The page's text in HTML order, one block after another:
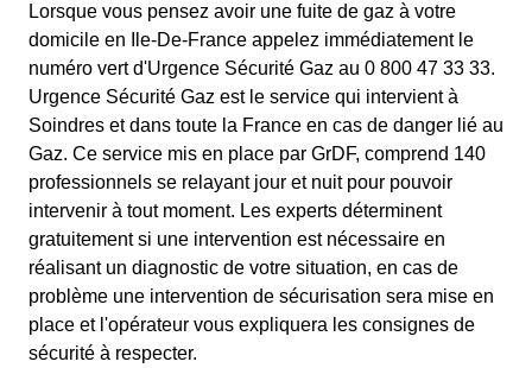
Lorsque vous pensez avoir une fuite de gaz à votre
domicile en Ile-De-France appelez immédiatement le
numéro vert d'Urgence Sécurité Gaz au 0 800 47 33 33.
Urgence Sécurité Gaz est le service qui intervient à
Soindres et dans toute la France en cas de danger lié au
Gaz. Ce service mis en place par GrDF, comprend 140
professionnels se relayant jour et nuit pour pouvoir
intervenir à tout moment. Les experts déterminent
gratuitement si une intervention est nécessaire en
réalisant un diagnostic de votre situation, en cas de
problème une intervention de sécurisation sera mise en
place et l'opérateur vous expliquera les consignes de
sécurité à respecter.